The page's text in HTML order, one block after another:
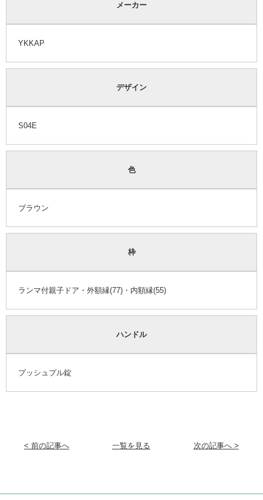
メーカー
YKKAP
デザイン
S04E
色
ブラウン
枠
ランマ付親子ドア・外額縁(77)・内額縁(55)
ハンドル
プッシュプル錠
< 前の記事へ 一覧を見る 次の記事へ >